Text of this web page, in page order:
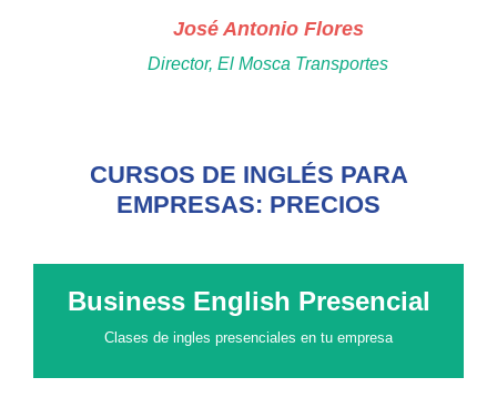
José Antonio Flores
Director, El Mosca Transportes
CURSOS DE INGLÉS PARA
EMPRESAS: PRECIOS
Business English Presencial
Clases de ingles presenciales en tu empresa